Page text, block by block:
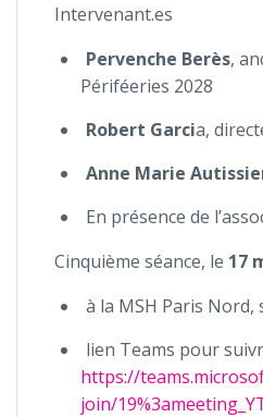
Intervenant.es
Pervenche Berès,
Périféeries 2028
Robert Garcia,
Anne Marie
En présence de
Cinquième séance, le 17
à la MSH Paris
lien Teams pour
https://
join/